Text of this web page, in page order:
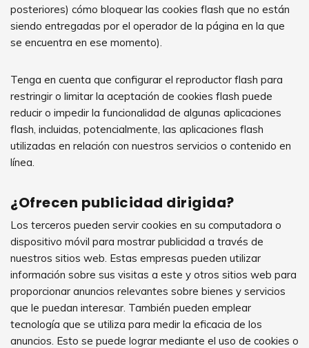
posteriores) cómo bloquear las cookies flash que no están
siendo entregadas por el operador de la página en la que
se encuentra en ese momento).
Tenga en cuenta que configurar el reproductor flash para
restringir o limitar la aceptación de cookies flash puede
reducir o impedir la funcionalidad de algunas aplicaciones
flash, incluidas, potencialmente, las aplicaciones flash
utilizadas en relación con nuestros servicios o contenido en
línea.
¿Ofrecen publicidad dirigida?
Los terceros pueden servir cookies en su computadora o
dispositivo móvil para mostrar publicidad a través de
nuestros sitios web. Estas empresas pueden utilizar
información sobre sus visitas a este y otros sitios web para
proporcionar anuncios relevantes sobre bienes y servicios
que le puedan interesar. También pueden emplear
tecnología que se utiliza para medir la eficacia de los
anuncios. Esto se puede lograr mediante el uso de cookies o